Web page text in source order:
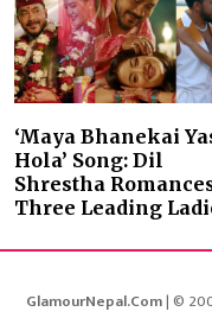
‘Maya Bhanekai
Hola’ Song: Dil
Shrestha
Three Leading
GlamourNepal.Com| ©